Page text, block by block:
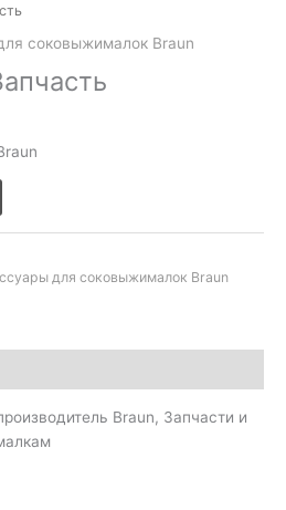
соковыжималок Braun
для соковыжималок Braun
Braun, Запчасти и